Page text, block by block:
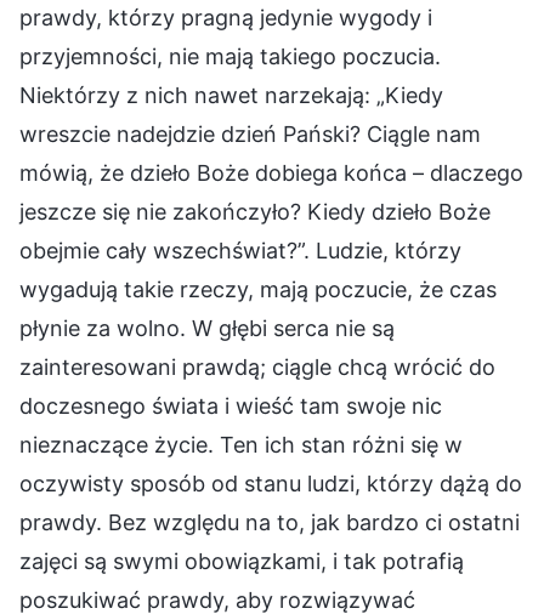
prawdy, którzy pragną jedynie wygody i
przyjemności, nie mają takiego poczucia.
Niektórzy z nich nawet narzekają: „Kiedy
wreszcie nadejdzie dzień Pański? Ciągle nam
mówią, że dzieło Boże dobiega końca – dlaczego
jeszcze się nie zakończyło? Kiedy dzieło Boże
obejmie cały wszechświat?”. Ludzie, którzy
wygadują takie rzeczy, mają poczucie, że czas
płynie za wolno. W głębi serca nie są
zainteresowani prawdą; ciągle chcą wrócić do
doczesnego świata i wieść tam swoje nic
nieznaczące życie. Ten ich stan różni się w
oczywisty sposób od stanu ludzi, którzy dążą do
prawdy. Bez względu na to, jak bardzo ci ostatni
zajęci są swymi obowiązkami, i tak potrafią
poszukiwać prawdy, aby rozwiązywać